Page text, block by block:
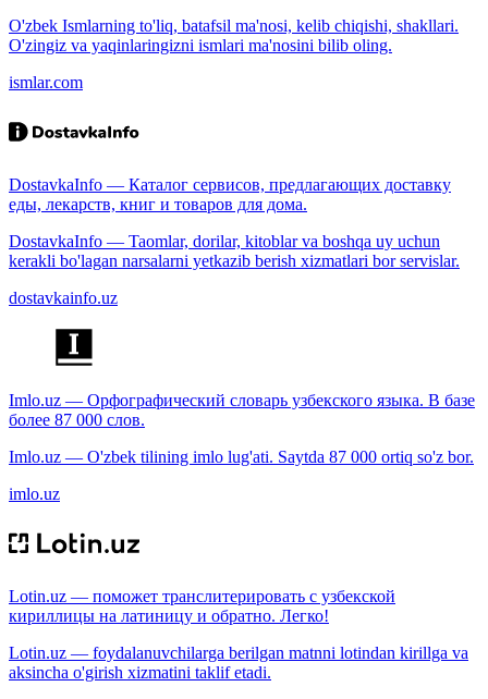
O'zbek Ismlarning to'liq, batafsil ma'nosi, kelib chiqishi, shakllari.
O'zingiz va yaqinlaringizni ismlari ma'nosini bilib oling.
ismlar.com
DostavkaInfo — Каталог сервисов, предлагающих доставку
еды, лекарств, книг и товаров для дома.
DostavkaInfo — Taomlar, dorilar, kitoblar va boshqa uy uchun
kerakli bo'lagan narsalarni yetkazib berish xizmatlari bor servislar.
dostavkainfo.uz
Imlo.uz — Орфографический словарь узбекского языка. В базе
более 87 000 слов.
Imlo.uz — O'zbek tilining imlo lug'ati. Saytda 87 000 ortiq so'z bor.
imlo.uz
Lotin.uz — поможет транслитерировать с узбекской
кириллицы на латиницу и обратно. Легко!
Lotin.uz — foydalanuvchilarga berilgan matnni lotindan kirillga va
aksincha o'girish xizmatini taklif etadi.